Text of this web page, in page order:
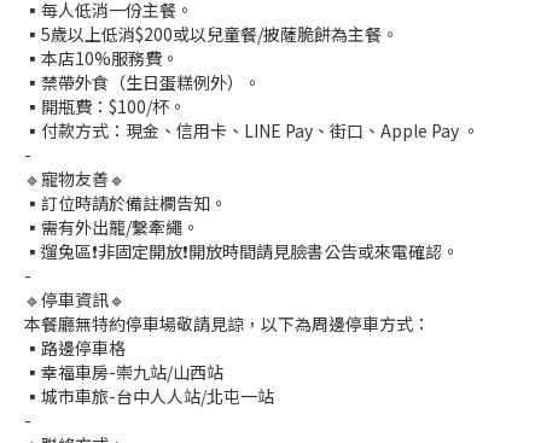
▪️每人低消一份主餐。
▪️5歲以上低消$200或以兒童餐/披薩脆餅為主餐。
▪️本店10%服務費。
▪️禁帶外食（生日蛋糕例外）。
▪️開瓶費：$100/杯。
▪️付款方式：現金、信用卡、LINE Pay、街口、Apple Pay 。
-
🔹寵物友善🔹
▪️訂位時請於備註欄告知。
▪️需有外出籠/繫牽繩。
▪️遛兔區❗非固定開放❗開放時間請見臉書公告或來電確認。
-
🔹停車資訊🔹
本餐廳無特約停車場敬請見諒，以下為周邊停車方式：
▪️路邊停車格
▪️幸福車房-崇九站/山西站
▪️城市車旅-台中人人站/北屯一站
-